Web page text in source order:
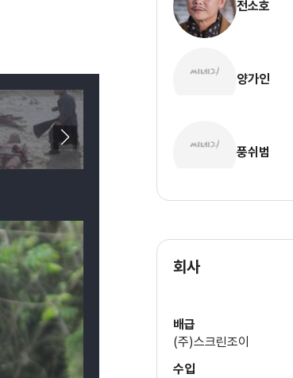
전소호
양가인
풍쉬범
회사
배급
(주)스크린조이
수입